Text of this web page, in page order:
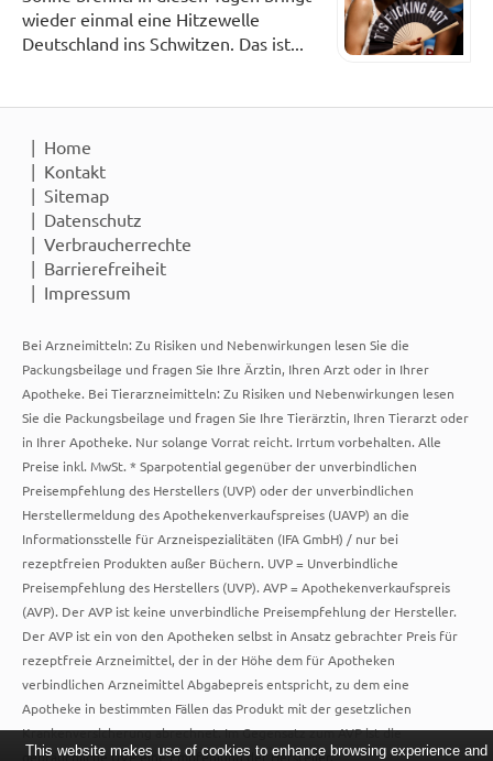
wieder einmal eine Hitzewelle
Deutschland ins Schwitzen. Das ist...
Home
Kontakt
Sitemap
Datenschutz
Verbraucherrechte
Barrierefreiheit
Impressum
Bei Arzneimitteln: Zu Risiken und Nebenwirkungen lesen Sie die
Packungsbeilage und fragen Sie Ihre Ärztin, Ihren Arzt oder in Ihrer
Apotheke. Bei Tierarzneimitteln: Zu Risiken und Nebenwirkungen lesen
Sie die Packungsbeilage und fragen Sie Ihre Tierärztin, Ihren Tierarzt oder
in Ihrer Apotheke. Nur solange Vorrat reicht. Irrtum vorbehalten. Alle
Preise inkl. MwSt. * Sparpotential gegenüber der unverbindlichen
Preisempfehlung des Herstellers (UVP) oder der unverbindlichen
Herstellermeldung des Apothekenverkaufspreises (UAVP) an die
Informationsstelle für Arzneispezialitäten (IFA GmbH) / nur bei
rezeptfreien Produkten außer Büchern. UVP = Unverbindliche
Preisempfehlung des Herstellers (UVP). AVP = Apothekenverkaufspreis
(AVP). Der AVP ist keine unverbindliche Preisempfehlung der Hersteller.
Der AVP ist ein von den Apotheken selbst in Ansatz gebrachter Preis für
rezeptfreie Arzneimittel, der in der Höhe dem für Apotheken
verbindlichen Arzneimittel Abgabepreis entspricht, zu dem eine
Apotheke in bestimmten Fällen das Produkt mit der gesetzlichen
Krankenversicherung abrechnet. Im Gegensatz zum AVP ist die
gebräuchliche UVP eine Empfehlung der Hersteller.
This website makes use of cookies to enhance browsing experience and